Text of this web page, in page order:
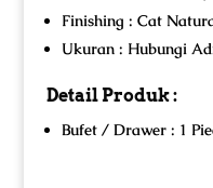
Finishing : Cat
Ukuran : Hubungi
Detail Produk :
Bufet / Drawer : 1